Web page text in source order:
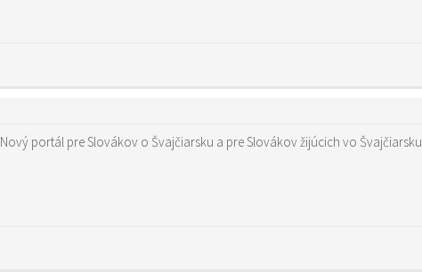
Nový portál pre Slovákov o Švajčiarsku a pre Slovákov žijúcich vo Švajčiarsku